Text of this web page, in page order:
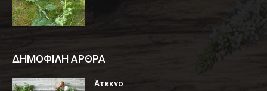
ΔΗΜΟΦΙΛΗ ΑΡΘΡΑ
Άτεκνο